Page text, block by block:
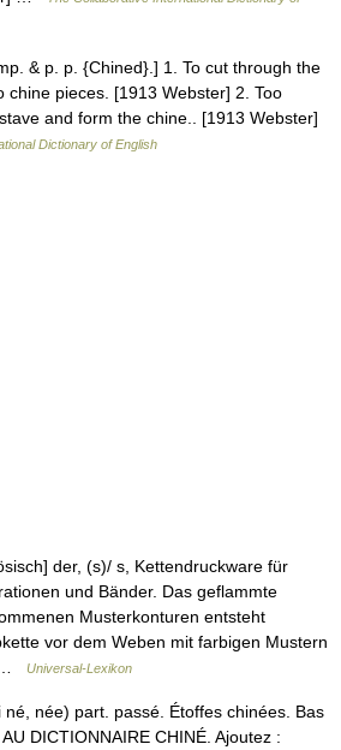
& p. p. {Chined}.] 1. To cut through the
chine pieces. [1913 Webster] 2. Too
and form the chine.. [1913 Webster]
Dictionary of English
der, (s)/ s, Kettendruckware für
und Bänder. Das geflammte
Musterkonturen entsteht
vor dem Weben mit farbigen Mustern
…
Universal-Lexikon
née) part. passé. Étoffes chinées. Bas
DICTIONNAIRE CHINÉ. Ajoutez :